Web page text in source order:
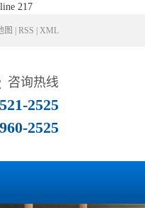
217
图 RSS XML
咨询热线
2525
2525